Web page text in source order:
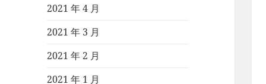
2021 年 4 月
2021 年 3 月
2021 年 2 月
2021 年 1 月